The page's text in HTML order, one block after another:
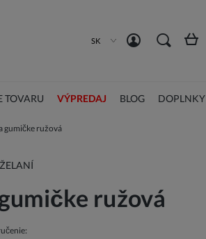
SK
TOVARU VÝPREDAJ BLOG DOPLNKY
gumičke ružová
ružová